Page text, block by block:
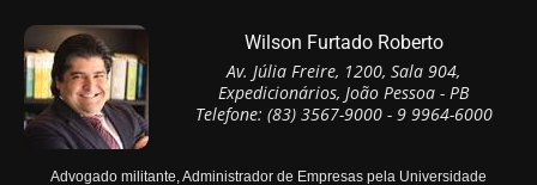
Wilson Furtado Roberto
Av. Júlia Freire, 1200, Sala 904,
Expedicionários, João Pessoa - PB
Telefone: (83) 3567-9000 - 9 9964-6000
Advogado militante, Administrador de Empresas pela Universidade